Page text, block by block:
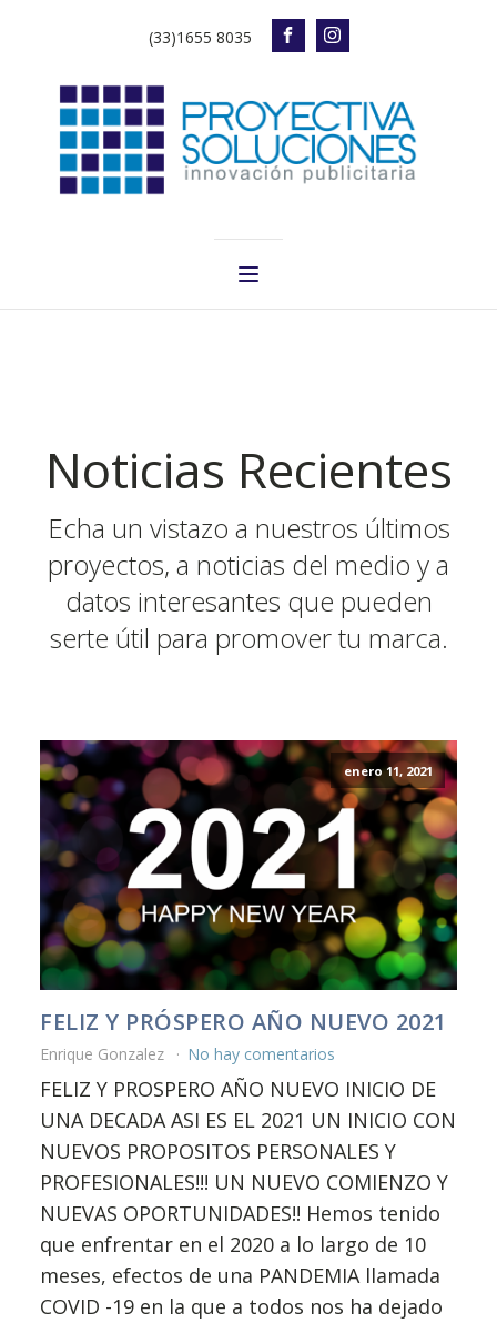
(33)1655 8035
Noticias Recientes
Echa un vistazo a nuestros últimos
proyectos, a noticias del medio y a
datos interesantes que pueden
serte útil para promover tu marca.
enero 11, 2021
FELIZ Y PRÓSPERO AÑO NUEVO 2021
Enrique Gonzalez No hay comentarios
FELIZ Y PROSPERO AÑO NUEVO INICIO DE
UNA DECADA ASI ES EL 2021 UN INICIO CON
NUEVOS PROPOSITOS PERSONALES Y
PROFESIONALES!!! UN NUEVO COMIENZO Y
NUEVAS OPORTUNIDADES!! Hemos tenido
que enfrentar en el 2020 a lo largo de 10
meses, efectos de una PANDEMIA llamada
COVID -19 en la que a todos nos ha dejado